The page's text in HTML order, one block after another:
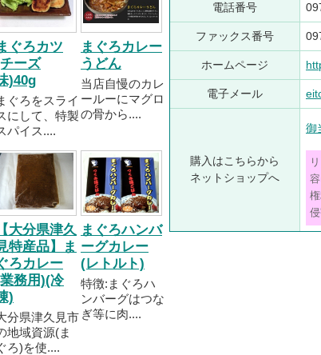
ぐろカツ
ーズ
)40g
ぐろをスライ
にして、特製
パイス....
まぐろカレー
うどん
当店自慢のカレ
ールーにマグロ
の骨から....
【大分県津久
特産品】ま
ろカレー
務用)(冷
)
分県津久見市
地域資源(ま
ろ)を使....
まぐろハンバ
ーグカレー
(レトルト)
特徴:まぐろハ
ンバーグはつな
ぎ等に肉....
電話番号
ファックス番号
ホームページ
電子メール
購入はこちらから
ネットショップへ
御